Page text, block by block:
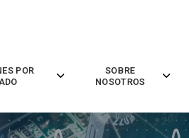
POR
Toggle
por
Mercado
SOBRE
NOSOTROS
Toggle